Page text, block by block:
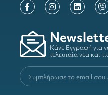
Κάνε Εγγραφή για
τελευταία νέα και